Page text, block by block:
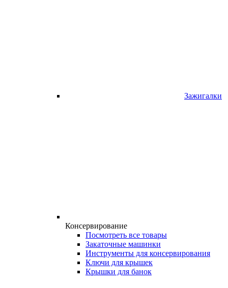
Зажигалки
Консервирование
Посмотреть все товары
Закаточные машинки
Инструменты для консервирования
Ключи для крышек
Крышки для банок